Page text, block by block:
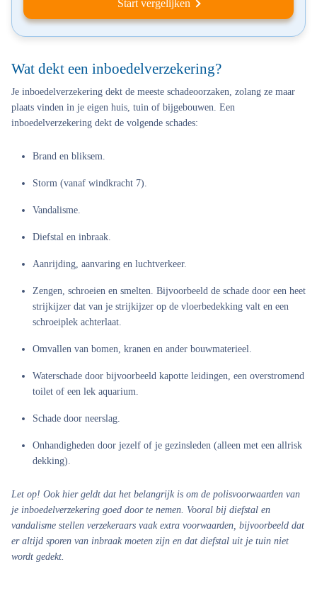
Start vergelijken
Wat dekt een inboedelverzekering?
Je inboedelverzekering dekt de meeste schadeoorzaken, zolang ze maar
plaats vinden in je eigen huis, tuin of bijgebouwen. Een
inboedelverzekering dekt de volgende schades:
Brand en bliksem.
Storm (vanaf windkracht 7).
Vandalisme.
Diefstal en inbraak.
Aanrijding, aanvaring en luchtverkeer.
Zengen, schroeien en smelten. Bijvoorbeeld de schade door een heet
strijkijzer dat van je strijkijzer op de vloerbedekking valt en een
schroeiplek achterlaat.
Omvallen van bomen, kranen en ander bouwmaterieel.
Waterschade door bijvoorbeeld kapotte leidingen, een overstromend
toilet of een lek aquarium.
Schade door neerslag.
Onhandigheden door jezelf of je gezinsleden (alleen met een allrisk
dekking).
Let op! Ook hier geldt dat het belangrijk is om de polisvoorwaarden van
je inboedelverzekering goed door te nemen. Vooral bij diefstal en
vandalisme stellen verzekeraars vaak extra voorwaarden, bijvoorbeeld dat
er altijd sporen van inbraak moeten zijn en dat diefstal uit je tuin niet
wordt gedekt.